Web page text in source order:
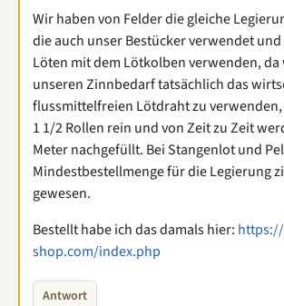
Wir haben von Felder die gleiche
die auch unser Bestücker verwendet
Löten mit dem Lötkolben verwenden, da
unseren Zinnbedarf tatsächlich das
flussmittelfreien Lötdraht zu verwenden,
1 1/2 Rollen rein und von Zeit zu Zeit
Meter nachgefüllt. Bei Stangenlot und
Mindestbestellmenge für die Legierung
gewesen.
Bestellt habe ich das damals hier:
shop.com/index.php
Antwort